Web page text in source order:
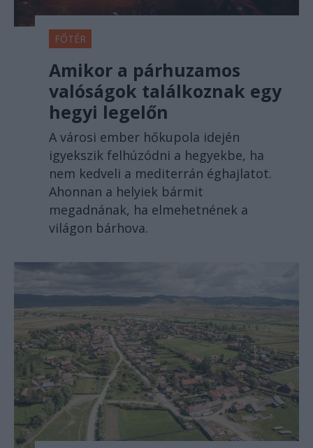
FŐTÉR
Amikor a párhuzamos
valóságok találkoznak egy
hegyi legelőn
A városi ember hőkupola idején
igyekszik felhúzódni a hegyekbe, ha
nem kedveli a mediterrán éghajlatot.
Ahonnan a helyiek bármit
megadnának, ha elmehetnének a
világon bárhova.